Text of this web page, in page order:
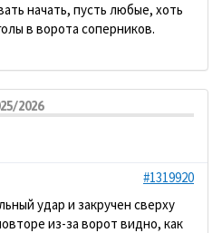
начать, пусть любые, хоть
в ворота соперников.
2026
#1319920
удар и закручен сверху
из-за ворот видно, как